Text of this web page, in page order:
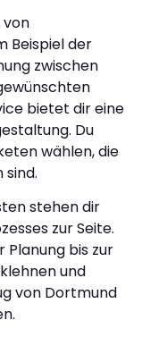
von
Beispiel der
zwischen
bietet dir eine
Du
wählen, die
stehen dir
zur Seite.
Planung bis zur
und
von Dortmund